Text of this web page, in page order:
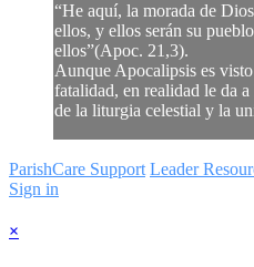
“He aquí, la morada de
ellos, y ellos serán su
ellos”(Apoc. 21,3).
Aunque Apocalipsis es
fatalidad, en realidad le da
de la liturgia celestial y la
ParishCare Support Leader
Sign in
×